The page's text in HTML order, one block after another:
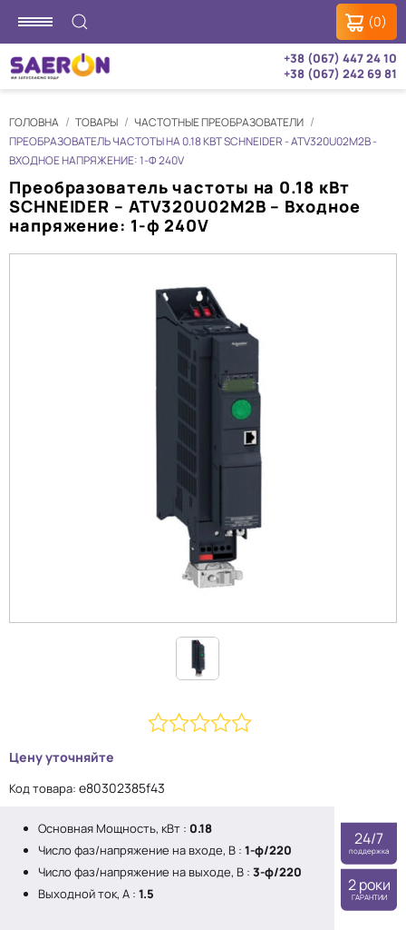
(0)
+38 (067) 447 24 10
+38 (067) 242 69 81
ГОЛОВНА ТОВАРЫ
ЧАСТОТНЫЕ ПРЕОБРАЗОВАТЕЛИ
ПРЕОБРАЗОВАТЕЛЬ ЧАСТОТЫ НА 0.18 КВТ SCHNEIDER - ATV320U02M2B -
ВХОДНОЕ НАПРЯЖЕНИЕ: 1-Ф 240V
Преобразователь частоты на 0.18 кВт
SCHNEIDER – ATV320U02M2B – Входное
напряжение: 1-ф 240V
5
Цену уточняйте
Код товара: e80302385f43
Основная Мощность, кВт : 0.18
Число фаз/напряжение на входе, В : 1-ф/220
Число фаз/напряжение на выходе, В : 3-ф/220
Выходной ток, A : 1.5
24/7
поддержка
2 роки
ГАРАНТИИ